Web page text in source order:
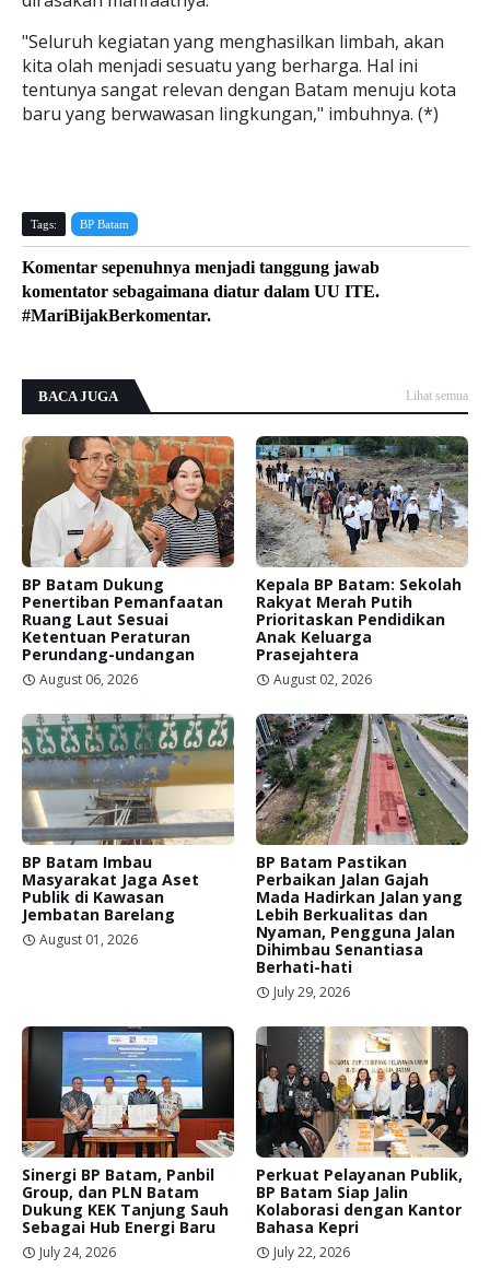
"Seluruh kegiatan yang menghasilkan limbah, akan
kita olah menjadi sesuatu yang berharga. Hal ini
tentunya sangat relevan dengan Batam menuju kota
baru yang berwawasan lingkungan," imbuhnya. (*)
Tags: BP Batam
Komentar sepenuhnya menjadi tanggung jawab
komentator sebagaimana diatur dalam UU ITE.
#MariBijakBerkomentar.
BACA JUGA Lihat semua
BP Batam Dukung
Penertiban Pemanfaatan
Ruang Laut Sesuai
Ketentuan Peraturan
Perundang-undangan
August 06, 2026
Kepala BP Batam: Sekolah
Rakyat Merah Putih
Prioritaskan Pendidikan
Anak Keluarga
Prasejahtera
August 02, 2026
BP Batam Imbau
Masyarakat Jaga Aset
Publik di Kawasan
Jembatan Barelang
August 01, 2026
BP Batam Pastikan
Perbaikan Jalan Gajah
Mada Hadirkan Jalan yang
Lebih Berkualitas dan
Nyaman, Pengguna Jalan
Dihimbau Senantiasa
Berhati-hati
July 29, 2026
Sinergi BP Batam, Panbil
Group, dan PLN Batam
Dukung KEK Tanjung Sauh
Sebagai Hub Energi Baru
July 24, 2026
Perkuat Pelayanan Publik,
BP Batam Siap Jalin
Kolaborasi dengan Kantor
Bahasa Kepri
July 22, 2026